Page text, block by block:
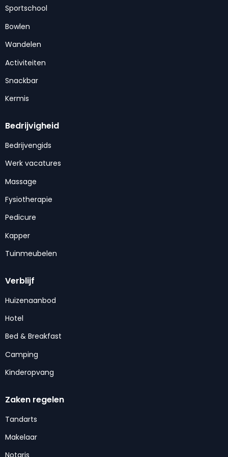
Sportschool
Bowlen
Wandelen
Activiteiten
Snackbar
Kermis
Bedrijvigheid
Bedrijvengids
Werk vacatures
Massage
Fysiotherapie
Pedicure
Kapper
Tuinmeubelen
Verblijf
Huizenaanbod
Hotel
Bed & Breakfast
Camping
Kinderopvang
Zaken regelen
Tandarts
Makelaar